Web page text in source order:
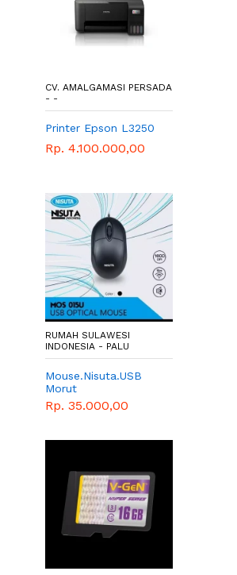
CV. AMALGAMASI PERSADA
- -
Printer Epson L3250
Rp. 4.100.000,00
RUMAH SULAWESI
INDONESIA - PALU
Mouse.Nisuta.USB
Morut
Rp. 35.000,00